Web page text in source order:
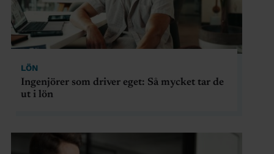
LÖN
Ingenjörer som driver eget: Så mycket tar de
ut i lön